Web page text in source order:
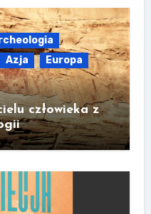
Azja
Europa
człowieka z